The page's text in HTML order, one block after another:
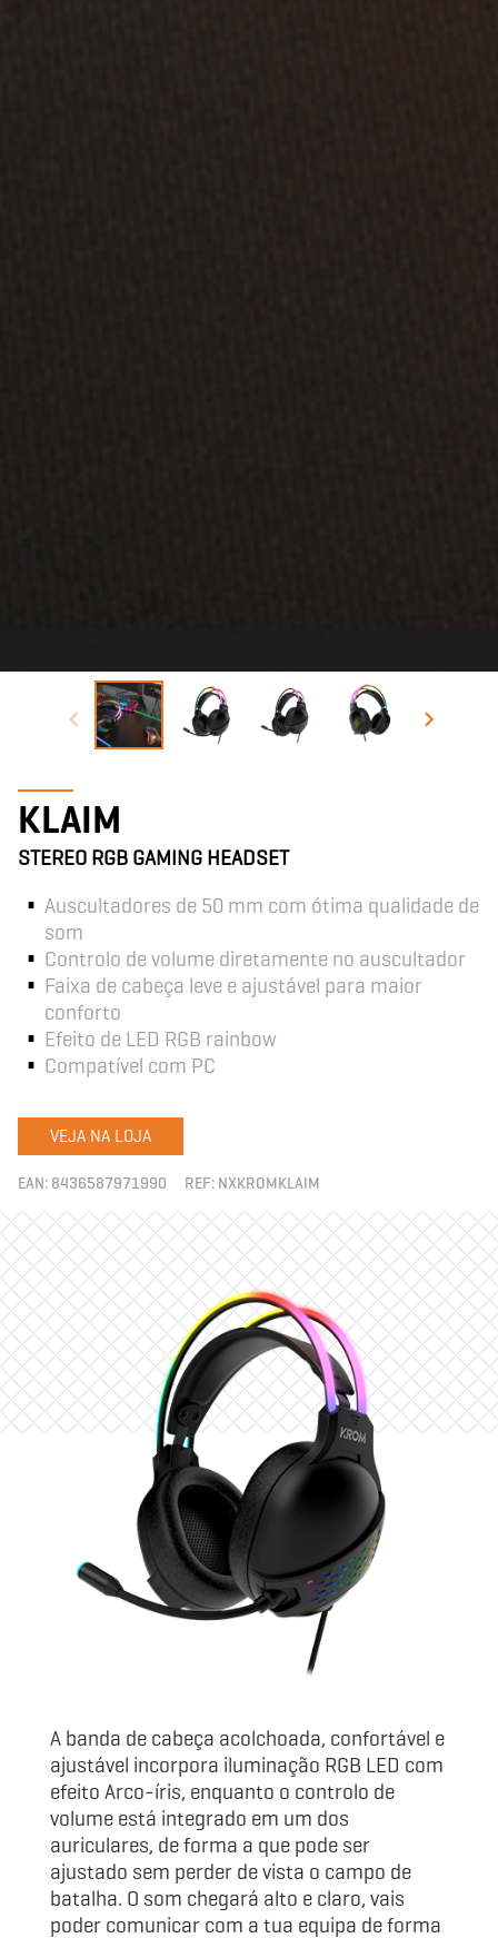
KLAIM
STEREO RGB GAMING HEADSET
Auscultadores de 50 mm com ótima qualidade de
som
Controlo de volume diretamente no auscultador
Faixa de cabeça leve e ajustável para maior
conforto
Efeito de LED RGB rainbow
Compatível com PC
VEJA NA LOJA
EAN: 8436587971990 REF: NXKROMKLAIM
A banda de cabeça acolchoada, confortável e
ajustável incorpora iluminação RGB LED com
efeito Arco-íris, enquanto o controlo de
volume está integrado em um dos
auriculares, de forma a que pode ser
ajustado sem perder de vista o campo de
batalha. O som chegará alto e claro, vais
poder comunicar com a tua equipa de forma